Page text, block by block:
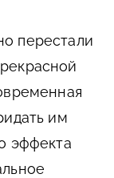
перестали
им
эффекта